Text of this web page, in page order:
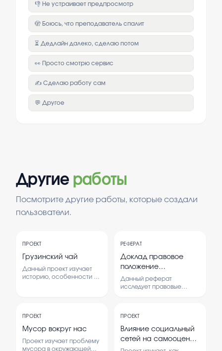
👎 Не устраивает предпросмотр
🫣 Боюсь, что преподаватель спалит
⏳ Дедлайн далеко, сделаю потом
👀 Просто смотрю сервис
✍️ Сделаю работу сам
💬 Другое
Другие работы
Посмотрите другие работы, которые создали
пользователи.
ПРОЕКТ
Грузинский чай
Данный проект изучает
историю, особенности и
качестве.
РЕФЕРАТ
Доклад правовое
положение
осужденных
иностранных граждан
Данный реферат
исследует правовые
другой стране.
Анализируются
международные и
национальные
ПРОЕКТ
Мусор вокруг нас
Проект изучает проблему
мусора в окружающей
ПРОЕКТ
Влияние социальный
сетей на самооценку
подростков